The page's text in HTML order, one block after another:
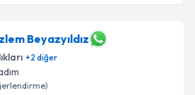
Beyazyıldız
+2 diğer